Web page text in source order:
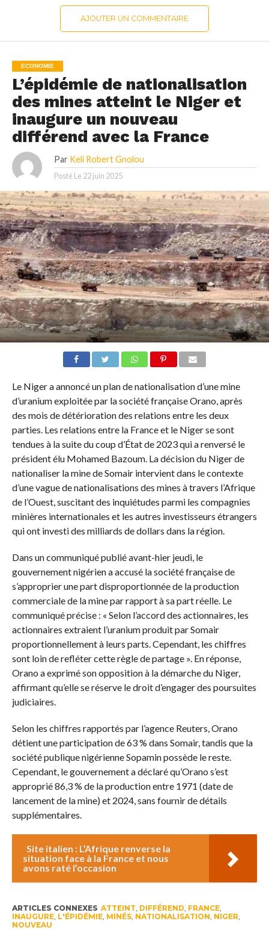
AJOUTER UN COMMENTAIRE
ECONOMIE
L’épidémie de nationalisation
des mines atteint le Niger et
inaugure un nouveau
différend avec la France
Par Keli Robert Gnolou
Posté Le 22 juin 2025
Le Niger a annoncé un plan de nationalisation d’une mine
d’uranium exploitée par la société française Orano, après
des mois de détérioration des relations entre les deux
parties. Les relations entre la France et le Niger se sont
tendues à la suite du coup d’État de 2023 qui a renversé le
président élu Mohamed Bazoum. La décision du Niger de
nationaliser la mine de Somair intervient dans le contexte
d’une vague de nationalisations des mines à travers l’Afrique
de l’Ouest, suscitant des inquiétudes parmi les compagnies
minières internationales et les autres investisseurs étrangers
qui ont investi des milliards de dollars dans la région.
Dans un communiqué publié avant-hier jeudi, le
gouvernement nigérien a accusé la société française de
s’approprier une part disproportionnée de la production
commerciale de la mine par rapport à sa part réelle. Le
communiqué précise : « Selon l’accord des actionnaires, les
actionnaires extraient l’uranium produit par Somair
proportionnellement à leurs parts. Cependant, les chiffres
sont loin de refléter cette règle de partage ». En réponse,
Orano a exprimé son opposition à la démarche du Niger,
affirmant qu’elle se réserve le droit d’engager des poursuites
judiciaires.
Selon les chiffres rapportés par l’agence Reuters, Orano
détient une participation de 63 % dans Somair, tandis que la
société publique nigérienne Sopamin possède le reste.
Cependant, le gouvernement a déclaré qu’Orano s’est
approprié 86,3 % de la production entre 1971 (date de
lancement de la mine) et 2024, sans fournir de détails
supplémentaires.
Site italien : L’Afrique renverse la
situation face à la France et nous
avons raté l’occasion
ARTICLES CONNEXES ATTEINT DIFFÉREND FRANCE,
INAUGURE, L'ÉPIDÉMIE, MINÉS, NATIONALISATION NIGER
NOUVEAU